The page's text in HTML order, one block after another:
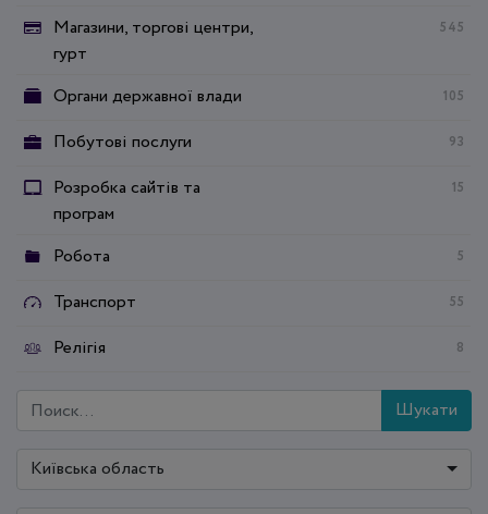
Магазини, торгові центри,
гурт
545
Органи державної влади 105
Побутові послуги 93
Розробка сайтів та
програм
15
Робота 5
Транспорт 55
Релігія 8
Шукати
Київська область